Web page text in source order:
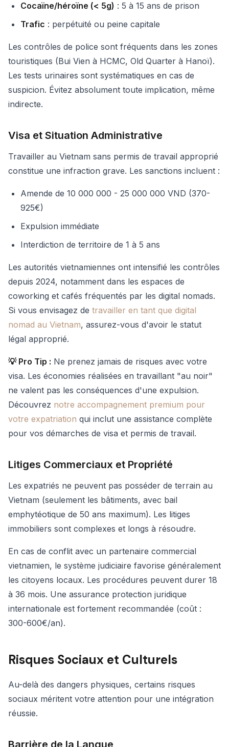
Cocaïne/héroïne (< 5g) : 5 à 15 ans de prison
Trafic : perpétuité ou peine capitale
Les contrôles de police sont fréquents dans les zones
touristiques (Bui Vien à HCMC, Old Quarter à Hanoï).
Les tests urinaires sont systématiques en cas de
suspicion. Évitez absolument toute implication, même
indirecte.
Visa et Situation Administrative
Travailler au Vietnam sans permis de travail approprié
constitue une infraction grave. Les sanctions incluent :
Amende de 10 000 000 - 25 000 000 VND (370-
925€)
Expulsion immédiate
Interdiction de territoire de 1 à 5 ans
Les autorités vietnamiennes ont intensifié les contrôles
depuis 2024, notamment dans les espaces de
coworking et cafés fréquentés par les digital nomads.
Si vous envisagez de travailler en tant que digital
nomad au Vietnam, assurez-vous d'avoir le statut
légal approprié.
💡 Pro Tip : Ne prenez jamais de risques avec votre
visa. Les économies réalisées en travaillant "au noir"
ne valent pas les conséquences d'une expulsion.
Découvrez notre accompagnement premium pour
votre expatriation qui inclut une assistance complète
pour vos démarches de visa et permis de travail.
Litiges Commerciaux et Propriété
Les expatriés ne peuvent pas posséder de terrain au
Vietnam (seulement les bâtiments, avec bail
emphytéotique de 50 ans maximum). Les litiges
immobiliers sont complexes et longs à résoudre.
En cas de conflit avec un partenaire commercial
vietnamien, le système judiciaire favorise généralement
les citoyens locaux. Les procédures peuvent durer 18
à 36 mois. Une assurance protection juridique
internationale est fortement recommandée (coût :
300-600€/an).
Risques Sociaux et Culturels
Au-delà des dangers physiques, certains risques
sociaux méritent votre attention pour une intégration
réussie.
Barrière de la Langue